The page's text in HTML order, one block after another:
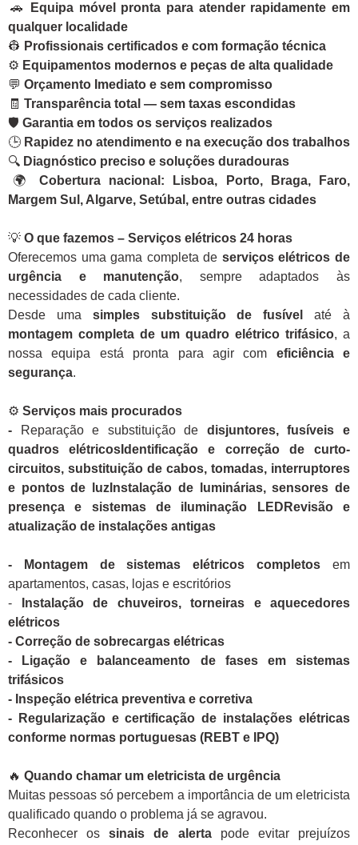
🚗
Equipa móvel pronta para atender rapidamente em
qualquer localidade
👷 Profissionais certificados e com formação técnica
⚙️ Equipamentos modernos e peças de alta qualidade
💬 Orçamento Imediato e sem compromisso
🧾 Transparência total — sem taxas escondidas
🛡️ Garantia em todos os serviços realizados
🕒 Rapidez no atendimento e na execução dos trabalhos
🔍 Diagnóstico preciso e soluções duradouras
🌍 Cobertura nacional: Lisboa, Porto, Braga, Faro,
Margem Sul, Algarve, Setúbal, entre outras cidades
💡 O que fazemos – Serviços elétricos 24 horas
Oferecemos uma gama completa de serviços elétricos de
urgência e manutenção, sempre adaptados às
necessidades de cada cliente.
Desde uma simples substituição de fusível
até à
montagem completa de um quadro elétrico trifásico, a
nossa equipa está pronta para agir com eficiência e
segurança.
⚙️ Serviços mais procurados
-
Reparação e substituição de disjuntores, fusíveis e
quadros elétricosIdentificação e correção de curto-
circuitos, substituição de cabos, tomadas, interruptores
e pontos de luzInstalação de luminárias, sensores de
presença e sistemas de iluminação LEDRevisão e
atualização de instalações antigas
- Montagem de sistemas elétricos completos em
apartamentos, casas, lojas e escritórios
-
Instalação de chuveiros, torneiras e aquecedores
elétricos
- Correção de sobrecargas elétricas
- Ligação e balanceamento de fases em sistemas
trifásicos
- Inspeção elétrica preventiva e corretiva
- Regularização e certificação de instalações elétricas
conforme normas portuguesas (REBT e IPQ)
🔥 Quando chamar um eletricista de urgência
Muitas pessoas só percebem a importância de um eletricista
qualificado quando o problema já se agravou.
Reconhecer ossinais de alertapode evitar prejuízos